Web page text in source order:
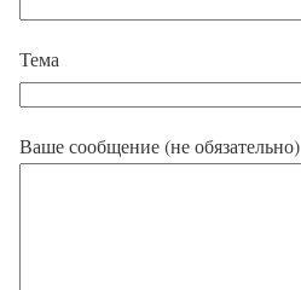
Тема
Ваше сообщение (не обязательно)